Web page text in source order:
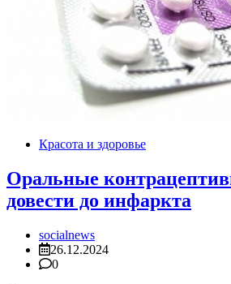
Красота и здоровье
Оральные
довести до инфаркта
socialnews
26.12.2024
0